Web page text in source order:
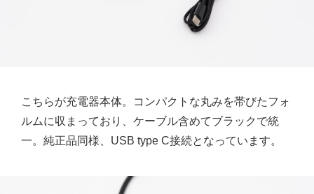
こちらが充電器本体。コンパクトな丸みを帯びたフォ
ルムに収まっており、ケーブル含めてブラックで統
一。純正品同様、USB type C接続となっています。